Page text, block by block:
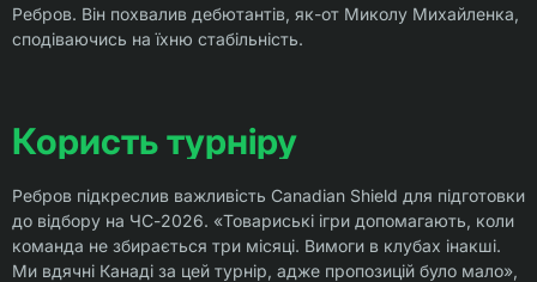
Ребров. Він похвалив дебютантів, як-от Миколу Михайленка,
сподіваючись на їхню стабільність.
Користь турніру
Ребров підкреслив важливість Canadian Shield для підготовки
до відбору на ЧС-2026. «Товариські ігри допомагають, коли
команда не збирається три місяці. Вимоги в клубах інакші.
Ми вдячні Канаді за цей турнір, адже пропозицій було мало»,